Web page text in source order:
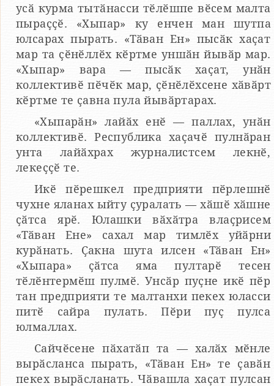
усӑ курма тытӑнасси тӗлӗшпе вӗсем малта
пыраҫҫӗ. «Хыпар» ку енчен ман шутпа
юлсарах пырать. «Тӑван Ен» пысӑк хаҫат
мар та ҫӗнӗллӗх кӗртме уншӑн йывӑр мар.
«Хыпар» вара — пысӑк хаҫат, унӑн
коллективӗ пӗчӗк мар, ҫӗнӗлӗхсене хӑвӑрт
кӗртме те ҫавна пула йывӑртарах.
«Хыпарӑн» лайӑх енӗ — паллах, унӑн
коллективӗ. Республика хаҫачӗ пулнӑран
унта лайӑхрах журналистсем лекнӗ,
лекеҫҫӗ те.
Икӗ пӗрешкел предприяти пӗрлешнӗ
чухне яланах ыйту ҫуралать — хӑшӗ хӑшне
ҫӑтса ярӗ. Юлашки вӑхӑтра влаҫрисем
«Тӑван Ене» сахал мар тимлӗх уйӑрни
курӑнать. Ҫакна шута илсен «Тӑван Ен»
«Хыпара» ҫӑтса яма пултарӗ тесен
тӗлӗнтермӗш пулмӗ. Унсӑр пуҫне икӗ пӗр
тан предприяти те малтанхи пекех юласси
питӗ сайра пулать. Пӗри пуҫ пулса
юлмаллах.
Сайчӗсене пӑхатӑп та — халӑх мӗнле
вырӑсланса пырать, «Тӑван Ен» те ҫавӑн
пекех вырӑсланать. Чӑвашла хаҫат пулсан